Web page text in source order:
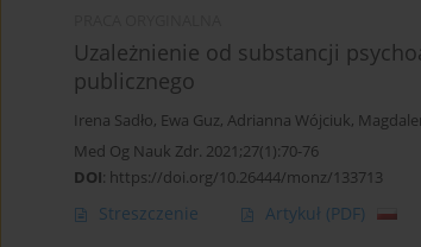
Uzależnienie od substancji
publicznego
Irena Sadło, Ewa Guz, Adrianna Wójciuk,
Med Og Nauk Zdr. 2021;27(1):70-76
DOI: https://doi.org/10.26444/monz/133713
Streszczenie Artykuł (PDF)